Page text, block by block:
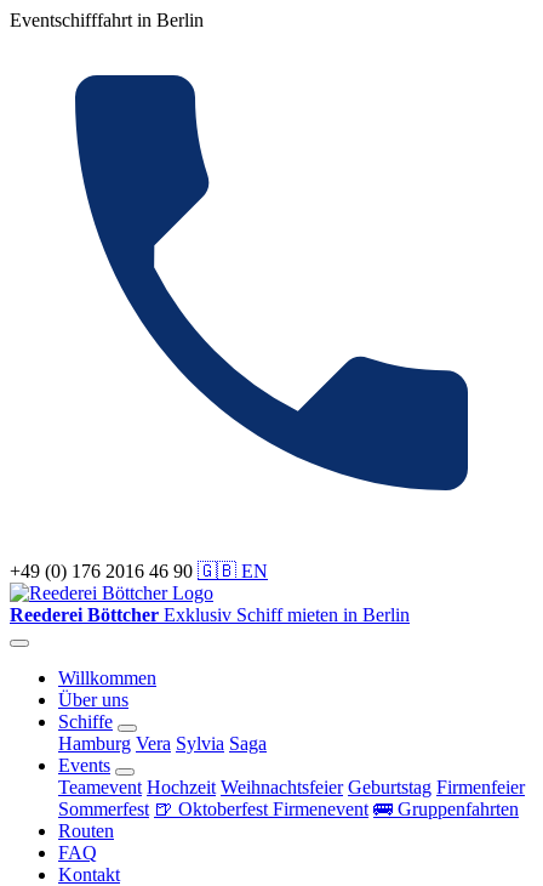
Eventschifffahrt in Berlin
+49 (0) 176 2016 46 90 🇬🇧 EN
Reederei Böttcher Exklusiv Schiff mieten in Berlin
Willkommen
Über uns
Schiffe
Hamburg Vera Sylvia Saga
Events
Teamevent Hochzeit Weihnachtsfeier Geburtstag Firmenfeier
Sommerfest 🍺 Oktoberfest Firmenevent 🚌 Gruppenfahrten
Routen
FAQ
Kontakt